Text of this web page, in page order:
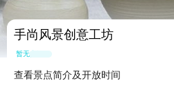
手尚风景创意工坊
暂无点评
查看景点简介及开放时间